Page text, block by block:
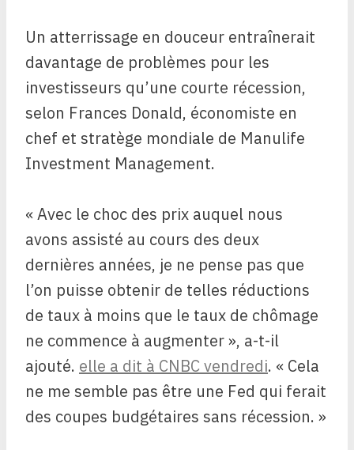
Un atterrissage en douceur entraînerait
davantage de problèmes pour les
investisseurs qu’une courte récession,
selon Frances Donald, économiste en
chef et stratège mondiale de Manulife
Investment Management.
« Avec le choc des prix auquel nous
avons assisté au cours des deux
dernières années, je ne pense pas que
l’on puisse obtenir de telles réductions
de taux à moins que le taux de chômage
ne commence à augmenter », a-t-il
ajouté. elle a dit à CNBC vendredi. « Cela
ne me semble pas être une Fed qui ferait
des coupes budgétaires sans récession. »